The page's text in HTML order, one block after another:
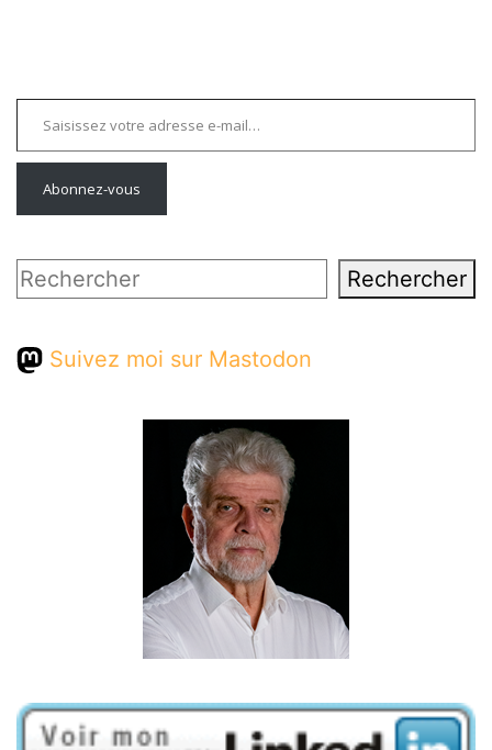
Saisissez votre adresse e-mail…
Abonnez-vous
Rechercher Rechercher
Suivez moi sur Mastodon